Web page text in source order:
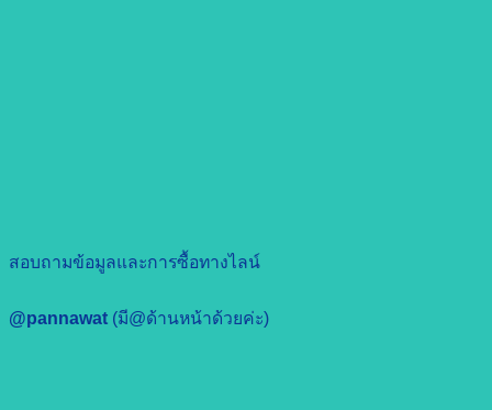
สอบถามข้อมูลและการซื้อทางไลน์
@pannawat (มี@ด้านหน้าด้วยค่ะ)